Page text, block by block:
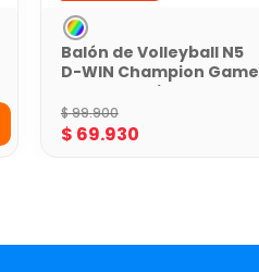
Balón de Volleyball N5
D-WIN Champion Game
Azul con Caja
$99.900
$ 69.930